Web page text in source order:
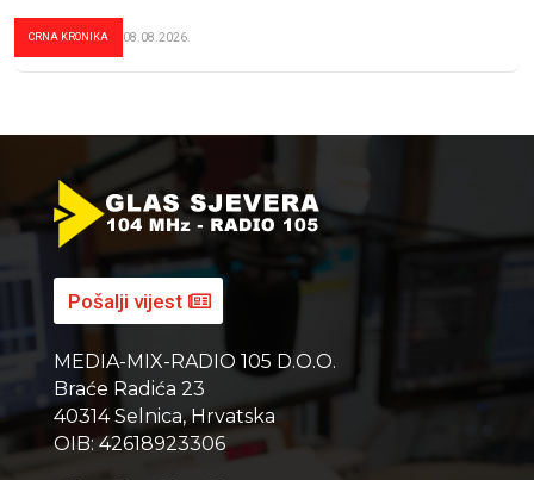
CRNA KRONIKA 08.08.2026.
Pošalji vijest
MEDIA-MIX-RADIO 105 D.O.O.
Braće Radića 23
40314 Selnica, Hrvatska
OIB: 42618923306